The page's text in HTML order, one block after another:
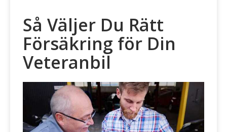
Så Väljer Du Rätt
Försäkring för Din
Veteranbil